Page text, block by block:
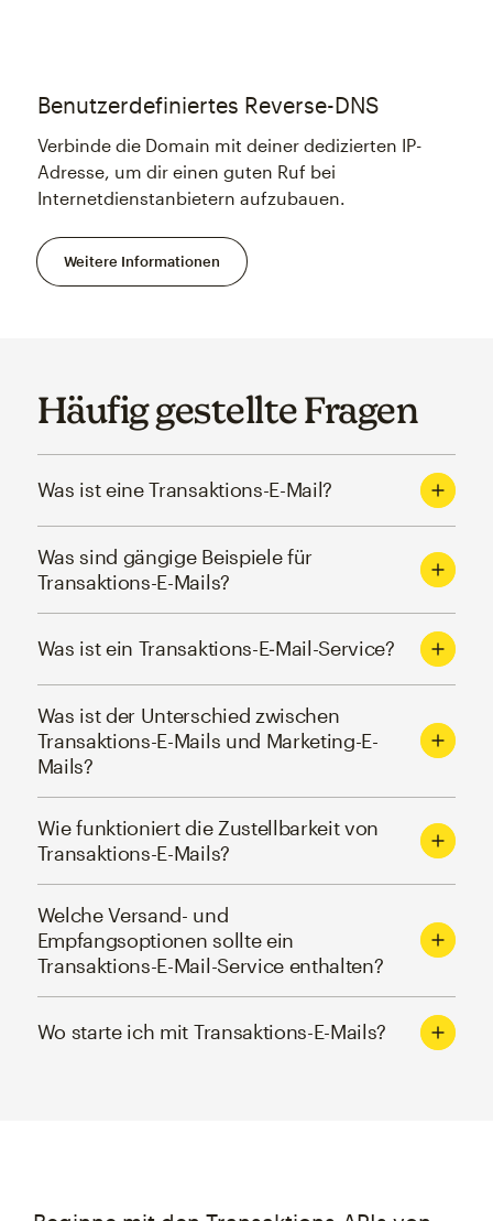
Benutzerdefiniertes Reverse-DNS
Verbinde die Domain mit deiner dedizierten IP-
Adresse, um dir einen guten Ruf bei
Internetdienstanbietern aufzubauen.
Weitere Informationen
Häufig gestellte Fragen
Was ist eine Transaktions-E-Mail?
Was sind gängige Beispiele für
Transaktions-E-Mails?
Was ist ein Transaktions-E‑Mail-Service?
Was ist der Unterschied zwischen
Transaktions-E-Mails und Marketing-E-
Mails?
Wie funktioniert die Zustellbarkeit von
Transaktions-E-Mails?
Welche Versand- und
Empfangsoptionen sollte ein
Transaktions-E-Mail-Service enthalten?
Wo starte ich mit Transaktions-E-Mails?